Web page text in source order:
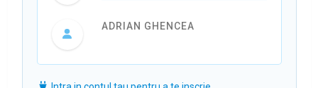
ADRIAN GHENCEA